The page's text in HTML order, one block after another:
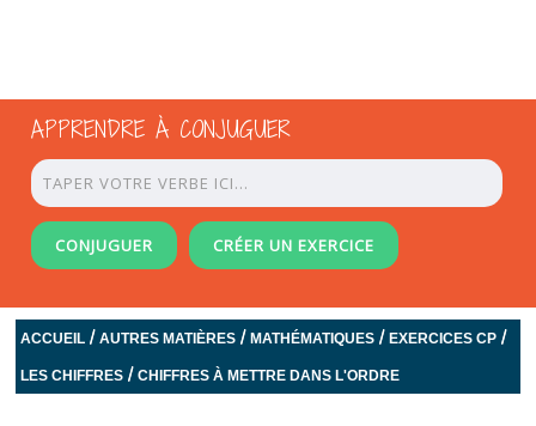
APPRENDRE À CONJUGUER
CONJUGUER CRÉER UN EXERCICE
ACCUEIL /AUTRES MATIÈRES /MATHÉMATIQUES /EXERCICES CP /
LES CHIFFRES /CHIFFRES À METTRE DANS L'ORDRE